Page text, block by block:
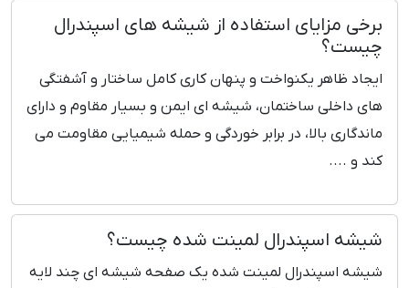
برخی مزایای استفاده از شیشه های اسپندرال
چیست؟
ایجاد ظاهر یکنواخت و پنهان کاری کامل ساختار و آشفتگی
های داخلی ساختمان، شیشه ای ایمن و بسیار مقاوم و دارای
ماندگاری بالا، در برابر خوردگی و حمله شیمیایی مقاومت می
کند و ....
شیشه اسپندرال لمینت شده چیست؟
شیشه اسپندرال لمینت شده یک صفحه شیشه ای چند لایه